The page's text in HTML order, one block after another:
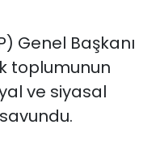
Genel Başkanı
toplumunun
ve siyasal